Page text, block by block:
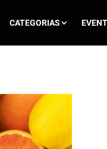
CATEGORIAS